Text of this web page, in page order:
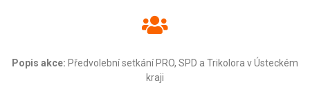
Popis akce: Předvolební setkání PRO, SPD a Trikolora v Ústeckém
kraji